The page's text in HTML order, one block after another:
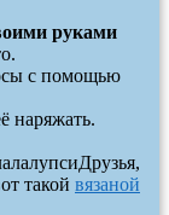
руками
с помощью
наряжать.
Друзья,
такой вязаной